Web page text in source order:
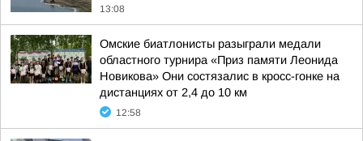
13:08
Омские биатлонисты разыграли медали
областного турнира «Приз памяти Леонида
Новикова» Они состязалис в кросс-гонке на
дистанциях от 2,4 до 10 км
12:58